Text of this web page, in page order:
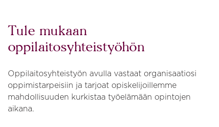
Tule mukaan
oppilaitosyhteistyöhön
Oppilaitosyhteistyön avulla vastaat organisaatiosi
oppimistarpeisiin ja tarjoat opiskelijoillemme
mahdollisuuden kurkistaa työelämään opintojen
aikana.